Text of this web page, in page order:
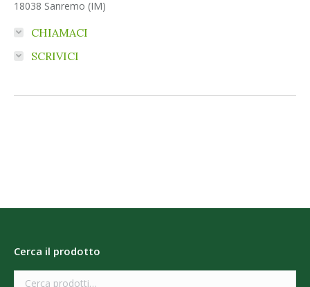
18038 Sanremo (IM)
CHIAMACI
SCRIVICI
Cerca il prodotto